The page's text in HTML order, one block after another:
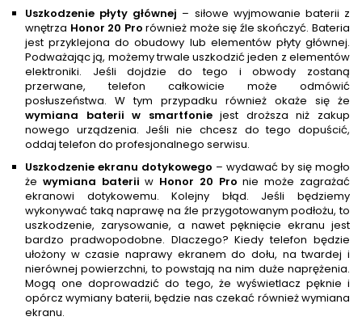
Uszkodzenie płyty głównej – siłowe wyjmowanie baterii z
wnętrza Honor 20 Pro również może się źle skończyć. Bateria
jest przyklejona do obudowy lub elementów płyty głównej.
Podważając ją, możemy trwale uszkodzić jeden z elementów
elektroniki. Jeśli dojdzie do tego i obwody zostaną
przerwane, telefon całkowicie może odmówić
posłuszeństwa. W tym przypadku również okaże się że
wymiana baterii w smartfoniejest droższa niż zakup
nowego urządzenia. Jeśli nie chcesz do tego dopuścić,
oddaj telefon do profesjonalnego serwisu.
Uszkodzenie ekranu dotykowego – wydawać by się mogło
że wymiana baterii w Honor 20 Pro nie może zagrażać
ekranowi dotykowemu. Kolejny błąd. Jeśli będziemy
wykonywać taką naprawę na źle przygotowanym podłożu, to
uszkodzenie, zarysowanie, a nawet pęknięcie ekranu jest
bardzo pradwopodobne. Dlaczego? Kiedy telefon będzie
ułożony w czasie naprawy ekranem do dołu, na twardej i
nierównej powierzchni, to powstają na nim duże naprężenia.
Mogą one doprowadzić do tego, że wyświetlacz pęknie i
opórcz wymiany baterii, będzie nas czekać również wymiana
ekranu.